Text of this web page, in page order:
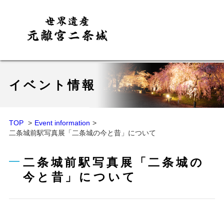
イベント情報
TOP
Event information
二条城前駅写真展「二条城の今と昔」について
二条城前駅写真展「二条城の
今と昔」について